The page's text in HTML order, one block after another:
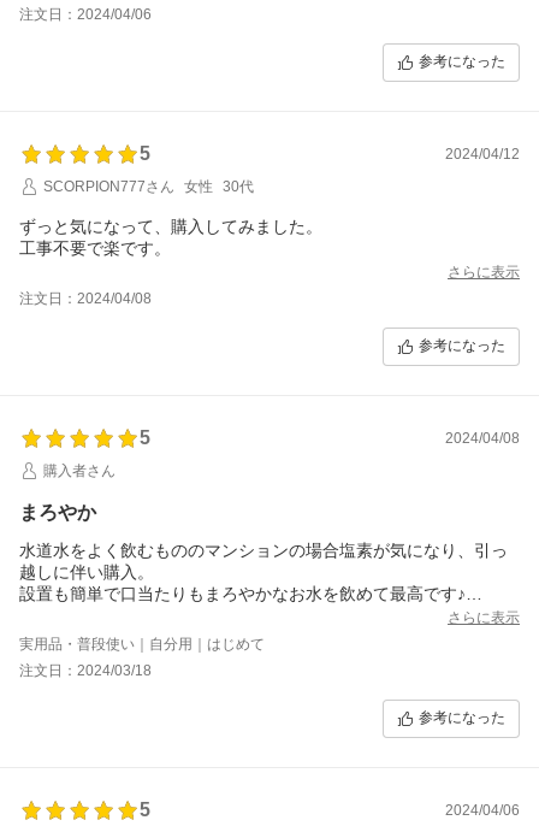
注文日：2024/04/06
参考になった
5
2024/04/12
SCORPION777さん
女性 30代
ずっと気になって、購入してみました。
工事不要で楽です。
さらに表示
注文日：2024/04/08
参考になった
5
2024/04/08
購入者さん
まろやか
水道水をよく飲むもののマンションの場合塩素が気になり、引っ
越しに伴い購入。
設置も簡単で口当たりもまろやかなお水を飲めて最高です♪
さらに表示
実用品・普段使い｜自分用｜はじめて
注文日：2024/03/18
参考になった
5
2024/04/06